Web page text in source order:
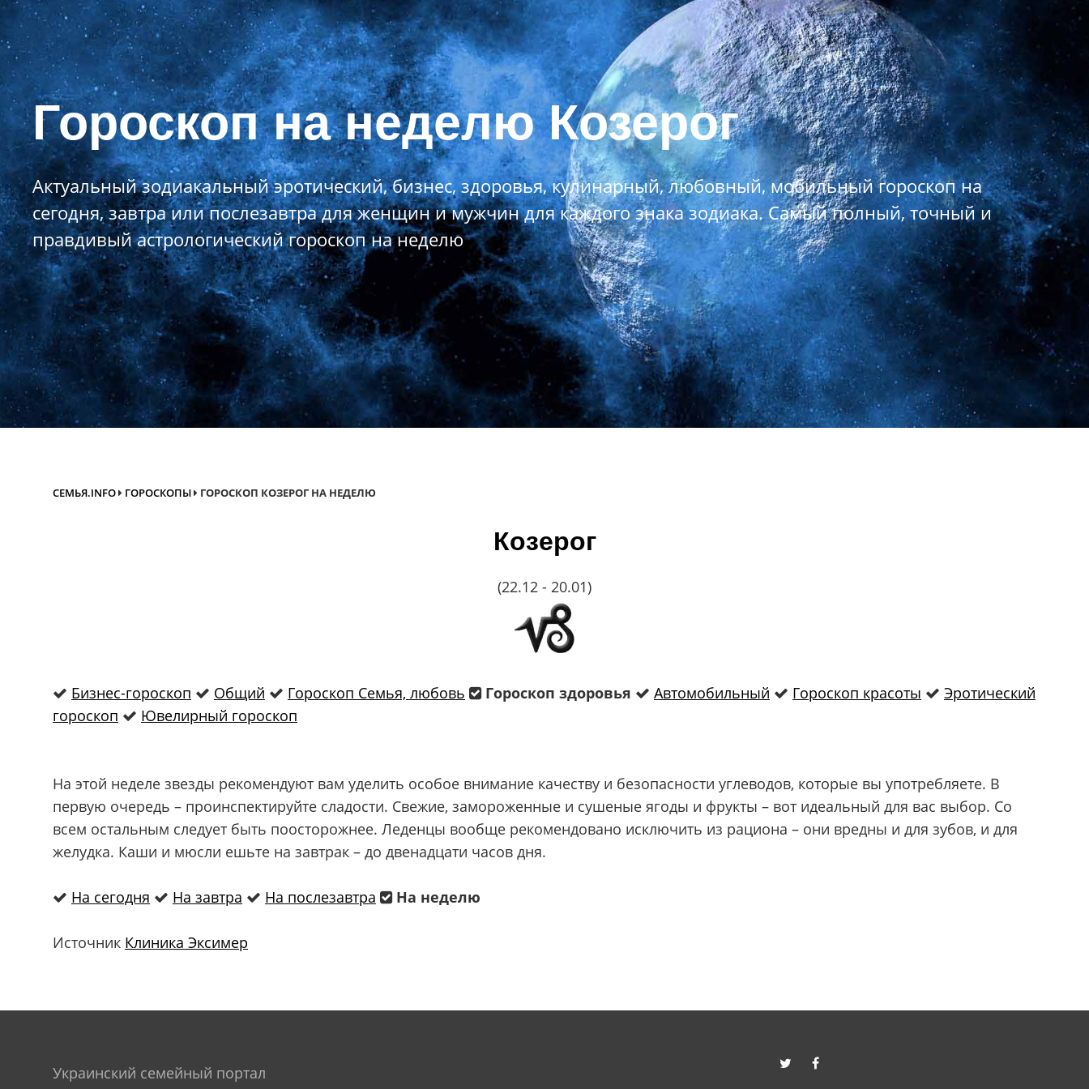
Гороскоп на неделю Козерог
Актуальный зодиакальный эротический, бизнес, здоровья, кулинарный, любовный, мобильный гороскоп на
сегодня, завтра или послезавтра для женщин и мужчин для каждого знака зодиака. Самый полный, точный и
правдивый астрологический гороскоп на неделю
СЕМЬЯ.INFO ГОРОСКОПЫ ГОРОСКОП КОЗЕРОГ НА НЕДЕЛЮ
Козерог
(22.12 - 20.01)
Бизнес-гороскоп Общий Гороскоп Семья, любовь Гороскоп здоровья Автомобильный Гороскоп красоты
Эротический
гороскоп
Ювелирный гороскоп
На этой неделе звезды рекомендуют вам уделить особое внимание качеству и безопасности углеводов, которые вы употребляете. В
первую очередь – проинспектируйте сладости. Свежие, замороженные и сушеные ягоды и фрукты – вот идеальный для вас выбор. Со
всем остальным следует быть поосторожнее. Леденцы вообще рекомендовано исключить из рациона – они вредны и для зубов, и для
желудка. Каши и мюсли ешьте на завтрак – до двенадцати часов дня.
На сегодня На завтра На послезавтра На неделю
Источник Клиника Эксимер
Украинский семейный портал twitterfacebook